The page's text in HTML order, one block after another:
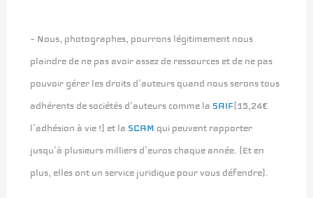
– Nous, photographes, pourrons légitimement nous
plaindre de ne pas avoir assez de ressources et de ne pas
pouvoir gérer les droits d’auteurs quand nous serons tous
adhérents de sociétés d’auteurs comme la SAIF(15,24€
l’adhésion à vie !) et la SCAM qui peuvent rapporter
jusqu’à plusieurs milliers d’euros chaque année. (Et en
plus, elles ont un service juridique pour vous défendre).